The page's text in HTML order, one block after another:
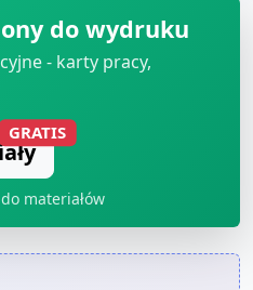
do wydruku
- karty pracy,
GRATIS
materiałów